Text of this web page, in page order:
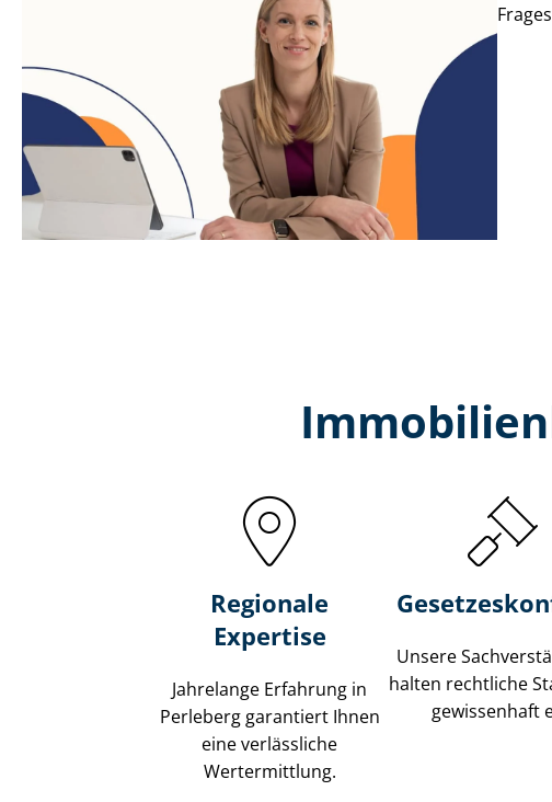
Regionale
Expertise
Jahrelange Erfahrung in
Perleberg garantiert Ihnen
eine verlässliche
Wertermittlung.
Unsere
halten rechtliche
gewissenhaft